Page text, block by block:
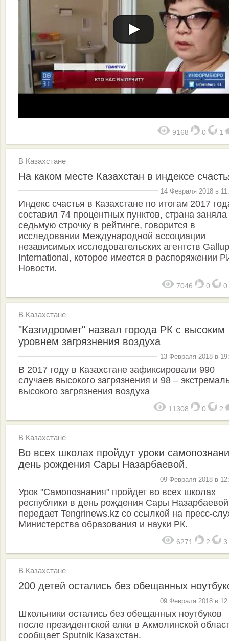
9168 0 1
В Казахстане
На каком месте Казахстан в индексе
14 Февраля 2018 в
Индекс счастья в Казахстане по итогам 2017
составил 74 процентных пунктов, страна заняла
седьмую строчку в рейтинге, говорится в
исследовании Международной ассоциации
независимых исследовательских агентств Gallup
International, которое имеется в распоряжении
Новости.
7046 0 0
В Казахстане
"Казгидромет" назвал города РК с высоким
уровнем загрязнения воздуха
13 Февраля 2018 в
В 2017 году в Казахстане зафиксировали 990
случаев высокого загрязнения и 98 –
высокого загрязнения воздуха
11308 0 2
В Казахстане
Во всех школах пройдут уроки
день рождения Сары Назарбаевой.
09 Февраля 2018 в
Урок "Самопознания" пройдет во всех школах
республики в день рождения Сары
передает Tengrinews.kz со ссылкой на пресс-
Министерства образования и науки РК.
6271 2 3
В Казахстане
200 детей остались без обещанных
09 Февраля 2018 в
Школьники остались без обещанных ноутбуков
после президентской елки в Акмолинской
сообщает Sputnik Казахстан.